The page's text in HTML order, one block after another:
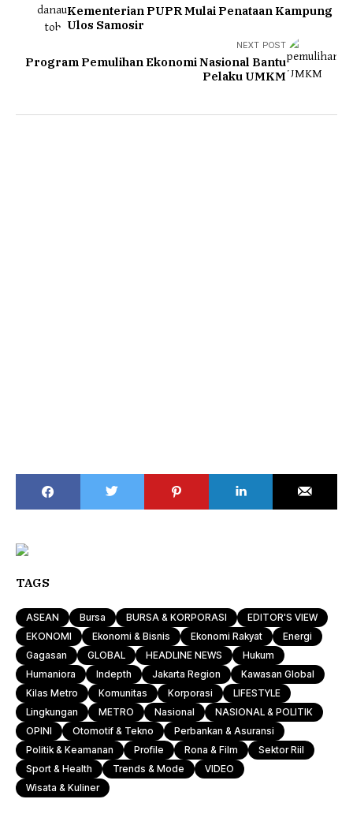
Kementerian PUPR Mulai Penataan Kampung
Ulos Samosir
NEXT POST
Program Pemulihan Ekonomi Nasional Bantu
Pelaku UMKM
TAGS
ASEAN Bursa BURSA & KORPORASI
EDITOR'S VIEW
EKONOMI
Ekonomi & Bisnis Ekonomi Rakyat
Energi
Gagasan
GLOBAL HEADLINE NEWS
Hukum
Humaniora
Indepth Jakarta Region
Kawasan Global
Kilas Metro
Komunitas Korporasi
LIFESTYLE
Lingkungan
METRO Nasional
NASIONAL & POLITIK
OPINI
Otomotif & Tekno
Perbankan & Asuransi
Politik & Keamanan
Profile Rona & Film
Sektor Riil
Sport & Health
Trends & Mode
VIDEO
Wisata & Kuliner